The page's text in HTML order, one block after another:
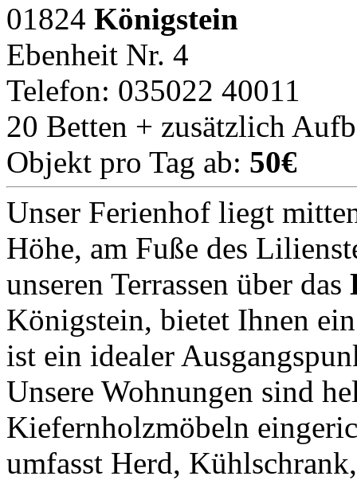
01824 Königstein
Ebenheit Nr. 4
Telefon: 035022 40011
20 Betten + zusätzlich
Objekt pro Tag ab: 50€
Unser Ferienhof liegt
Höhe, am Fuße des
unseren Terrassen über das
Königstein, bietet Ihnen
ist ein idealer
Unsere Wohnungen sind
Kiefernholzmöbeln
umfasst Herd,